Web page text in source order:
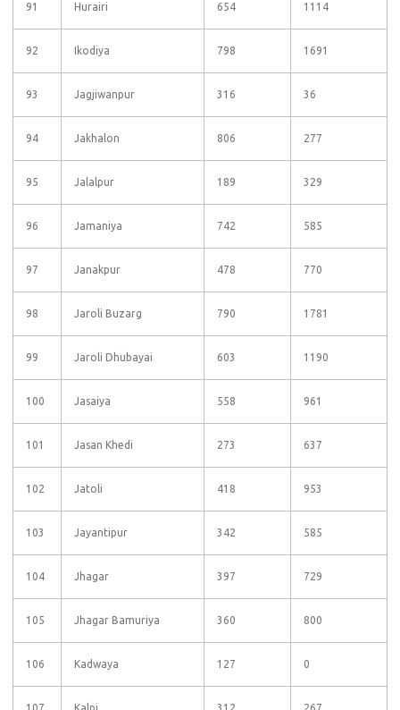
91 Hurairi 654 1114
92 Ikodiya 798 1691
93 Jagjiwanpur 316 36
94 Jakhalon 806 277
95 Jalalpur 189 329
96 Jamaniya 742 585
97 Janakpur 478 770
98 Jaroli Buzarg 790 1781
99 Jaroli Dhubayai 603 1190
100 Jasaiya 558 961
101 Jasan Khedi 273 637
102 Jatoli 418 953
103 Jayantipur 342 585
104 Jhagar 397 729
105 Jhagar Bamuriya 360 800
106 Kadwaya 127 0